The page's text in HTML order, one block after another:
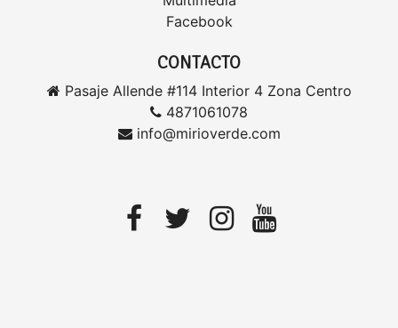
Facebook
CONTACTO
Pasaje Allende #114 Interior 4 Zona Centro
4871061078
info@mirioverde.com